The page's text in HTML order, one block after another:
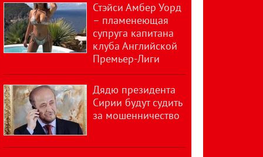
Стэйси Амбер Уорд
– пламенеющая
супруга капитана
клуба Английской
Премьер-Лиги
Дядю президента
Сирии будут судить
за мошенничество